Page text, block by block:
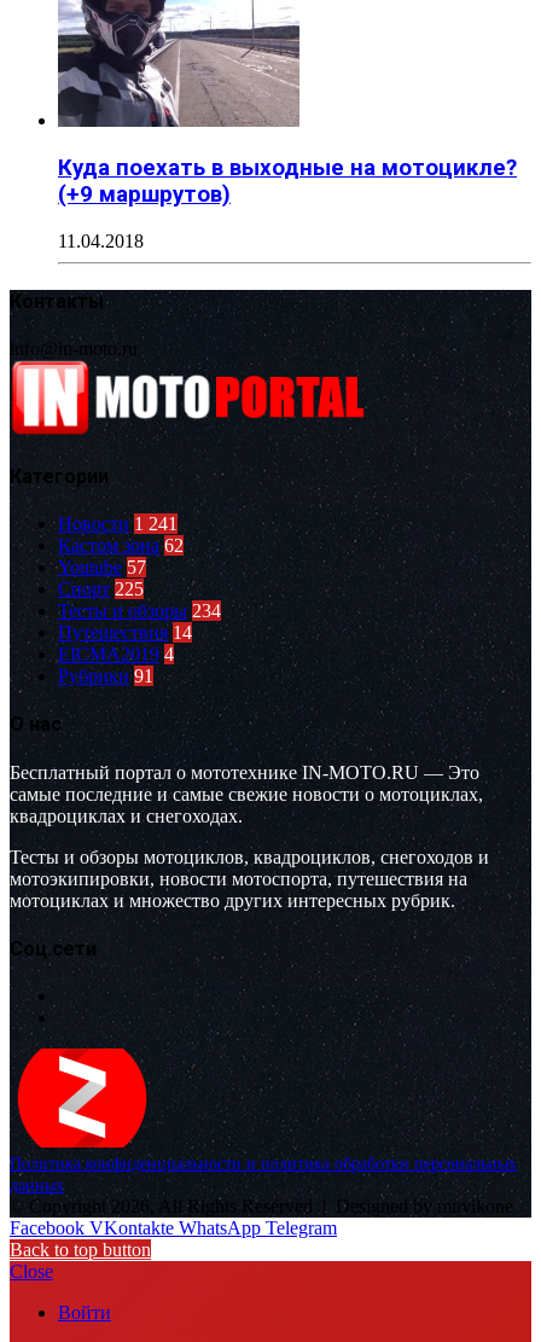
Куда поехать в выходные на мотоцикле?
(+9 маршрутов)
11.04.2018
Контакты
info@in-moto.ru
Категории
Новости 1 241
Кастом зона 62
Youtube 57
Спорт 225
Тесты и обзоры 234
Путешествия 14
EICMA2019 4
Рубрики 91
О нас
Бесплатный портал о мототехнике IN-MOTO.RU — Это
самые последние и самые свежие новости о мотоциклах,
квадроциклах и снегоходах.
Тесты и обзоры мотоциклов, квадроциклов, снегоходов и
мотоэкипировки, новости мотоспорта, путешествия на
мотоциклах и множество других интересных рубрик.
Соц.сети
Политика конфиденциальности и политика обработки персональных
данных
© Copyright 2026, All Rights Reserved | Designed by muvikone
Facebook VKontakte WhatsApp Telegram
Back to top button
Close
Войти